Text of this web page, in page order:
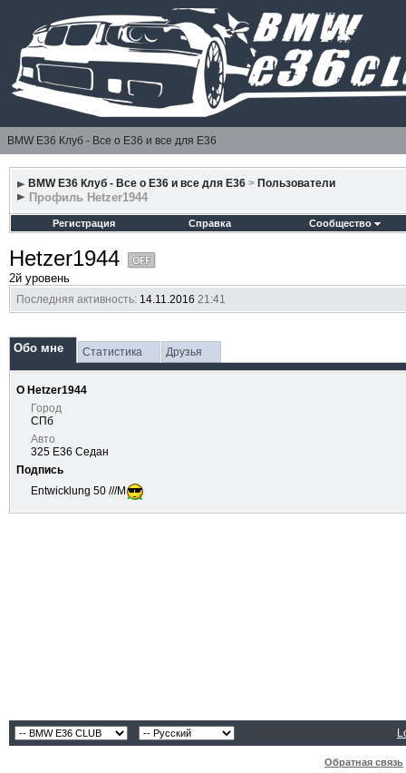
BMW E36 Клуб - Все о Е36 и все для Е36
BMW E36 Клуб - Все о Е36 и все для Е36 > Пользователи
Профиль Hetzer1944
Регистрация Справка Сообщество
Hetzer1944
2й уровень
Последняя активность:14.11.2016 21:41
Обо мне Статистика Друзья
О Hetzer1944
Город
СПб
Авто
325 Е36 Седан
Подпись
Entwicklung 50 ///M
Обратная связь